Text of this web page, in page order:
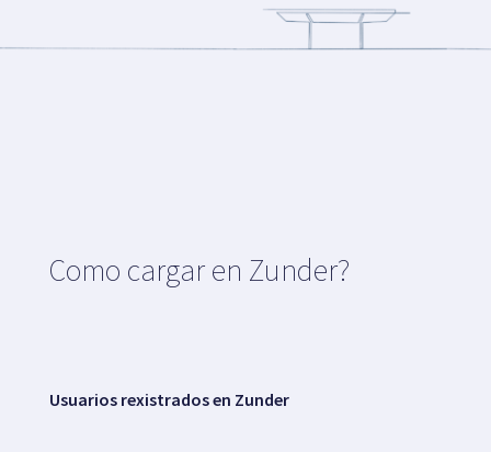
Como cargar en Zunder?
Usuarios rexistrados en Zunder